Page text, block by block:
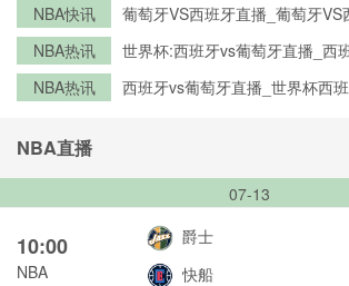
NBA快讯
葡萄牙VS西班牙直播_葡萄牙VS
NBA热讯
世界杯:西班牙vs葡萄牙直播_西
清视频直播
NBA热讯
西班牙vs葡萄牙直播_世界杯西
NBA直播
07-13
10:00
NBA
爵士
快船